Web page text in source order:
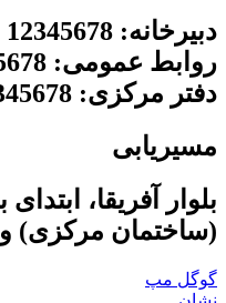
دبیرخانه: 12345678
روابط عمومی: 12345678
دفتر مرکزی: 12345678
مسیریابی
(ساختمان مرکزی) و شماره 7
گوگل مپ